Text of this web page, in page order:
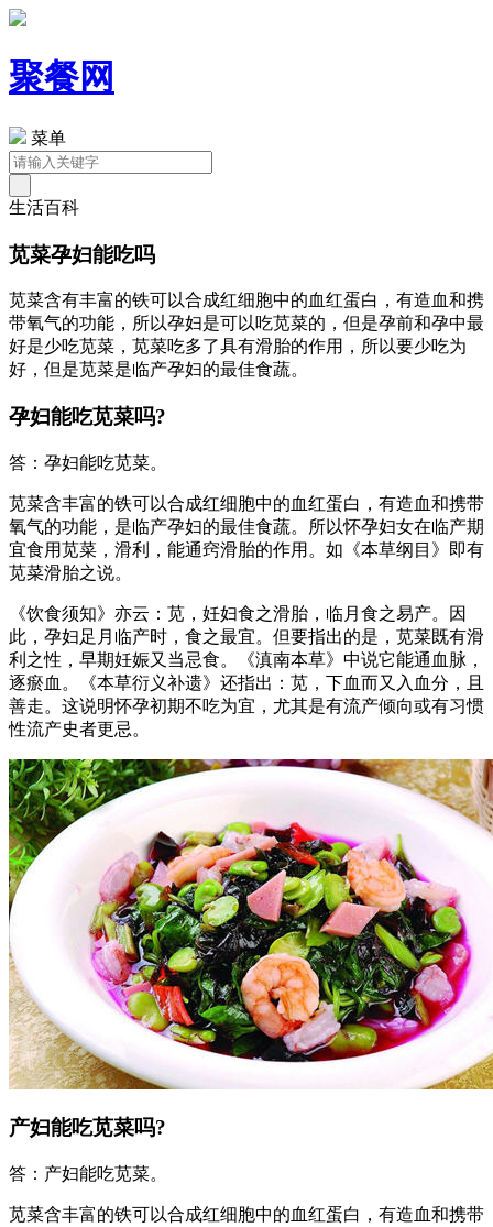
聚餐网
菜单
生活百科
苋菜孕妇能吃吗
苋菜含有丰富的铁可以合成红细胞中的血红蛋白，有造血和携
带氧气的功能，所以孕妇是可以吃苋菜的，但是孕前和孕中最
好是少吃苋菜，苋菜吃多了具有滑胎的作用，所以要少吃为
好，但是苋菜是临产孕妇的最佳食蔬。
孕妇能吃苋菜吗?
答：孕妇能吃苋菜。
苋菜含丰富的铁可以合成红细胞中的血红蛋白，有造血和携带
氧气的功能，是临产孕妇的最佳食蔬。所以怀孕妇女在临产期
宜食用苋菜，滑利，能通窍滑胎的作用。如《本草纲目》即有
苋菜滑胎之说。
《饮食须知》亦云：苋，妊妇食之滑胎，临月食之易产。因
此，孕妇足月临产时，食之最宜。但要指出的是，苋菜既有滑
利之性，早期妊娠又当忌食。《滇南本草》中说它能通血脉，
逐瘀血。《本草衍义补遗》还指出：苋，下血而又入血分，且
善走。这说明怀孕初期不吃为宜，尤其是有流产倾向或有习惯
性流产史者更忌。
产妇能吃苋菜吗?
答：产妇能吃苋菜。
苋菜含丰富的铁可以合成红细胞中的血红蛋白，有造血和携带